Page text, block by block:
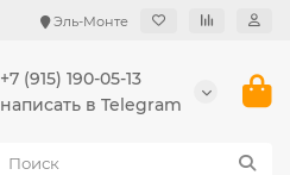
Эль-Монте
+7 (915) 190-05-13
написать в Telegram